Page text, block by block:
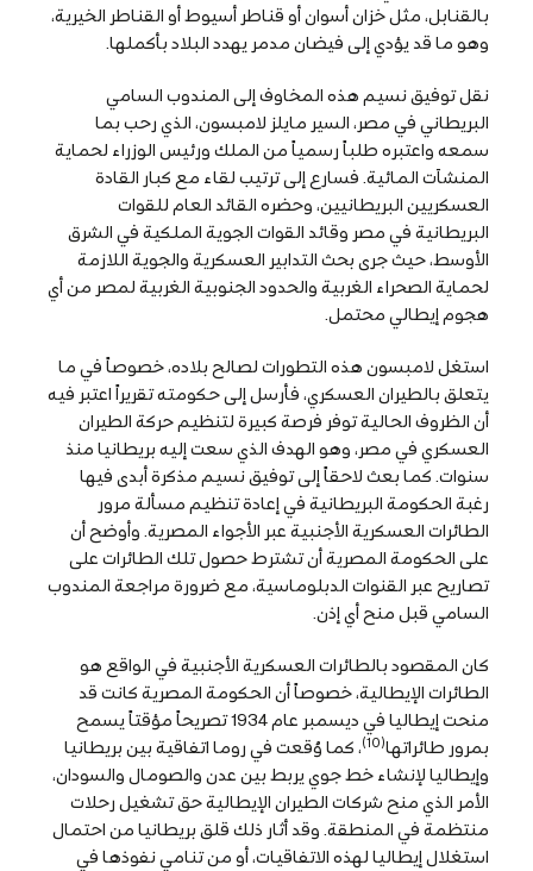
بالقنابل، مثل خزان أسوان أو قناطر أسيوط أو القناطر الخيرية،
وهو ما قد يؤدي إلى فيضان مدمر يهدد البلاد بأكملها.
نقل توفيق نسيم هذه المخاوف إلى المندوب السامي
البريطاني في مصر، السير مايلز لامبسون، الذي رحب بما
سمعه واعتبره طلباً رسمياً من الملك ورئيس الوزراء لحماية
المنشآت المائية. فسارع إلى ترتيب لقاء مع كبار القادة
العسكريين البريطانيين، وحضره القائد العام للقوات
البريطانية في مصر وقائد القوات الجوية الملكية في الشرق
الأوسط، حيث جرى بحث التدابير العسكرية والجوية اللازمة
لحماية الصحراء الغربية والحدود الجنوبية الغربية لمصر من أي
هجوم إيطالي محتمل.
استغل لامبسون هذه التطورات لصالح بلاده، خصوصاً في ما
يتعلق بالطيران العسكري، فأرسل إلى حكومته تقريراً اعتبر فيه
أن الظروف الحالية توفر فرصة كبيرة لتنظيم حركة الطيران
العسكري في مصر، وهو الهدف الذي سعت إليه بريطانيا منذ
سنوات. كما بعث لاحقاً إلى توفيق نسيم مذكرة أبدى فيها
رغبة الحكومة البريطانية في إعادة تنظيم مسألة مرور
الطائرات العسكرية الأجنبية عبر الأجواء المصرية. وأوضح أن
على الحكومة المصرية أن تشترط حصول تلك الطائرات على
تصاريح عبر القنوات الدبلوماسية، مع ضرورة مراجعة المندوب
السامي قبل منح أي إذن.
كان المقصود بالطائرات العسكرية الأجنبية في الواقع هو
الطائرات الإيطالية، خصوصاً أن الحكومة المصرية كانت قد
منحت إيطاليا في ديسمبر عام 1934 تصريحاً مؤقتاً يسمح
بمرور طائراتها(10)
، كما وُقعت في روما اتفاقية بين بريطانيا
وإيطاليا لإنشاء خط جوي يربط بين عدن والصومال والسودان،
الأمر الذي منح شركات الطيران الإيطالية حق تشغيل رحلات
منتظمة في المنطقة. وقد أثار ذلك قلق بريطانيا من احتمال
استغلال إيطاليا لهذه الاتفاقيات، أو من تنامي نفوذها في